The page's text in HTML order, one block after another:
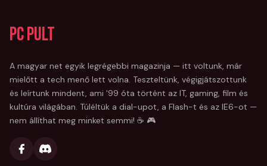
PC Pult
A magyar net egyik legrégebbi magazinja — itt voltunk, már
mielőtt a tech menő lett volna. Teszteltünk, végigjátszottunk
és leírtunk mindent, ami '99 óta történt az IT, gaming, film és
kultúra világában. Túléltük a dial-upot, a Flash-t és az IE6-ot —
nem állíthat meg minket semmi! ☕ 🎮